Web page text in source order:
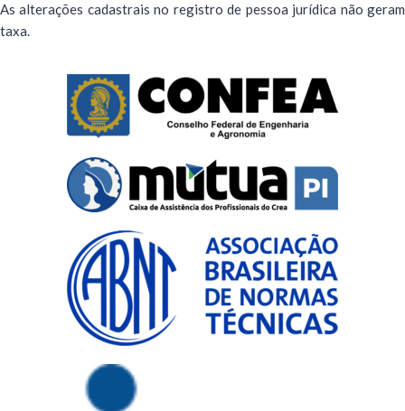
As alterações cadastrais no registro de pessoa jurídica não geram
taxa.